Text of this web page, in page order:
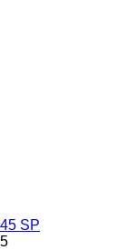
45 SP
5